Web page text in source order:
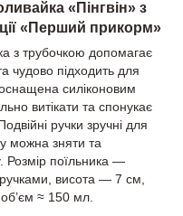
«Пінгвін» з
«Перший прикорм»
з трубочкою допомагає
чудово підходить для
силіконовим
витікати та спонукає
ручки зручні для
можна зняти та
Розмір поїльника —
висота — 7 см,
≈ 150 мл.